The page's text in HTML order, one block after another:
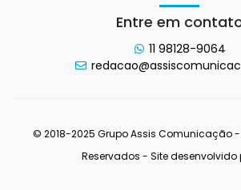
Entre em
11 98128-9064
© 2018-2025 Grupo Assis Comunicação -
Reservados - Site desenvolvido